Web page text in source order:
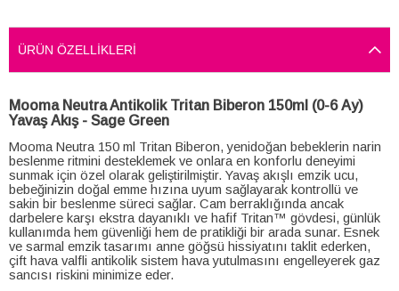
ÜRÜN ÖZELLIKLERI
Mooma Neutra Antikolik Tritan Biberon 150ml (0-6 Ay)
Yavaş Akış - Sage Green
Mooma Neutra 150 ml Tritan Biberon, yenidoğan bebeklerin narin
beslenme ritmini desteklemek ve onlara en konforlu deneyimi
sunmak için özel olarak geliştirilmiştir. Yavaş akışlı emzik ucu,
bebeğinizin doğal emme hızına uyum sağlayarak kontrollü ve
sakin bir beslenme süreci sağlar. Cam berraklığında ancak
darbelere karşı ekstra dayanıklı ve hafif Tritan™ gövdesi, günlük
kullanımda hem güvenliği hem de pratikliği bir arada sunar. Esnek
ve sarmal emzik tasarımı anne göğsü hissiyatını taklit ederken,
çift hava valfli antikolik sistem hava yutulmasını engelleyerek gaz
sancısı riskini minimize eder.